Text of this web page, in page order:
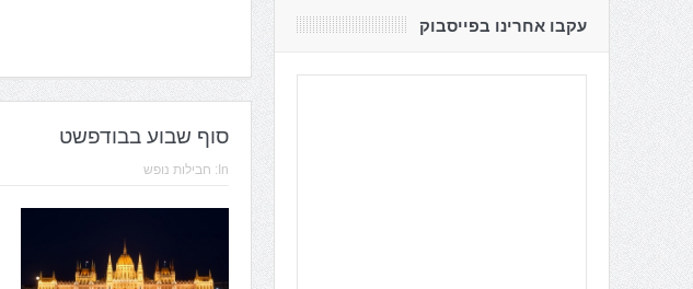
סוף שבוע בבודפשט
In: חבילות נופש
עקבו אחרינו בפייסבוק